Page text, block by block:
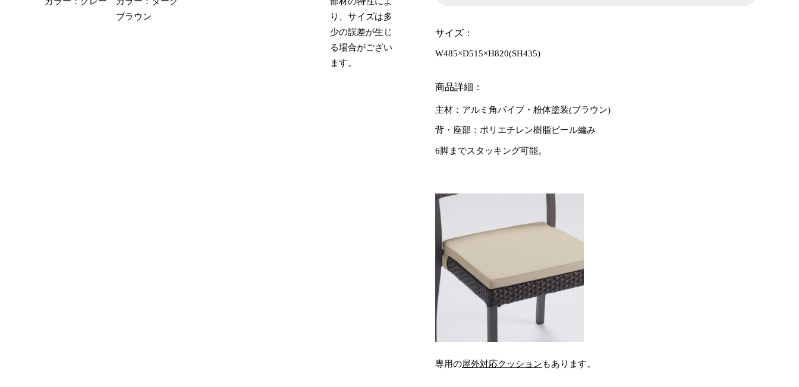
ブラウン
り、サイズは多
少の誤差が生じ
る場合がござい
ます。
サイズ：
W485×D515×H820(SH435)
商品詳細：
主材：アルミ角パイプ・粉体塗装(ブラウン)
背・座部：ポリエチレン樹脂ピール編み
6脚までスタッキング可能。
専用の屋外対応クッションもあります。